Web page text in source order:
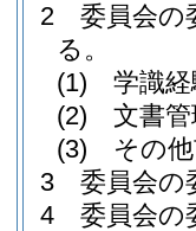
2
委員会の
る。
(1)
学識
(2)
文書
(3)
その
3
委員会の
4
委員会の